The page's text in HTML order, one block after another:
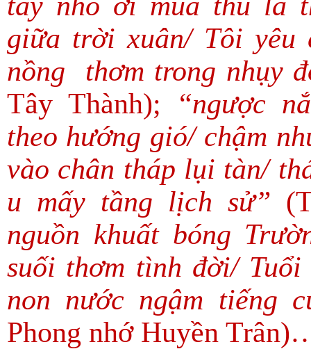
giữa trời xuân/ Tôi yêu
nồng thơm trong nhụy
Tây Thành);
“ngược
theo hướng gió/ chậm
vào chân tháp lụi tàn/
u mấy tầng lịch sử”
nguồn khuất bóng
suối thơm tình đời/
non nước ngậm tiếng
Phong nhớ Huyền